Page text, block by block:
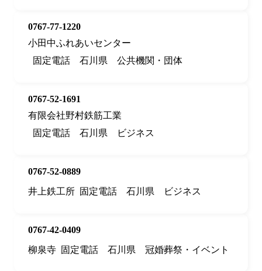
0767-77-1220
小田中ふれあいセンター
固定電話
石川県 公共機関・団体
0767-52-1691
有限会社野村鉄筋工業
固定電話
石川県 ビジネス
0767-52-0889
井上鉄工所 固定電話 石川県 ビジネス
0767-42-0409
柳泉寺 固定電話 石川県 冠婚葬祭・イベント